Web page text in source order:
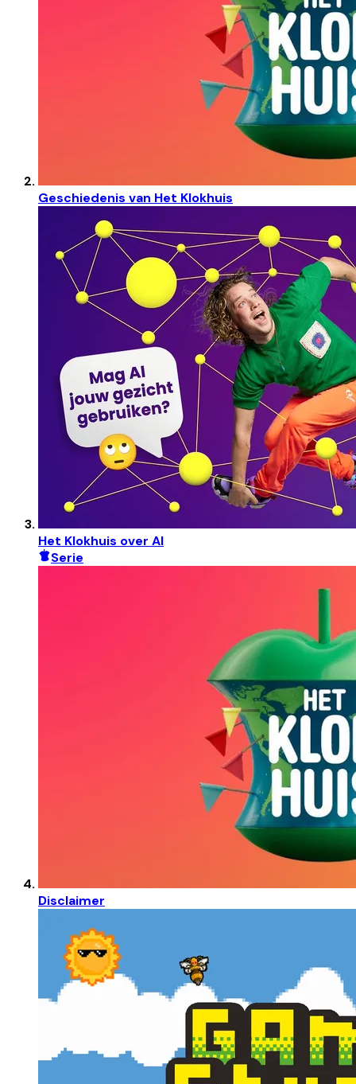
Geschiedenis van Het Klokhuis
Het Klokhuis over AI
Serie
Disclaimer